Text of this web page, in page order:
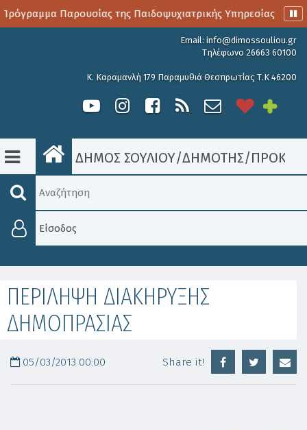
Παρουσίας της Παιδοψυχιατρικής Υπηρεσίας
Email: info@dimossouliou.gr
Τηλέφωνο 26663 60100
Κ. Καραμανλή 179 Παραμυθιά Θεσπρωτίας Τ.Κ 46200
ΔΗΜΟΣ ΣΟΥΛΙΟΥ/ΔΗΜΟΤΗΣ/
Είσοδος
ΠΕΡΙΛΗΨΗ ΔΙΑΚΗΡΥΞΗΣ
ΔΗΜΟΠΡΑΣΙΑΣ
05/03/2013 00:00 Share it!